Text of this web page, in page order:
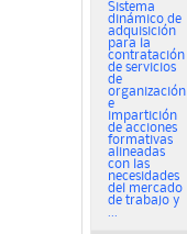
Sistema
dinámico de
adquisición
para la
contratación
de servicios
de
organización
e
impartición
de acciones
formativas
alineadas
con las
necesidades
del mercado
de trabajo y
...